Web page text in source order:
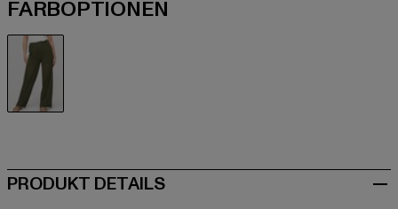
FARBOPTIONEN
PRODUKT DETAILS